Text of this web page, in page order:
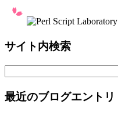
サイト内検索
最近のブログエントリ